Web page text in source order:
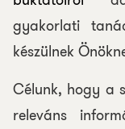
gyakorlati
készülnek
Célunk, hogy a
releváns